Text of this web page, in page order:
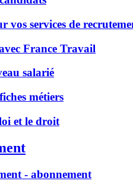
vos services de
France Travail
salarié
métiers
et le droit
- abonnement